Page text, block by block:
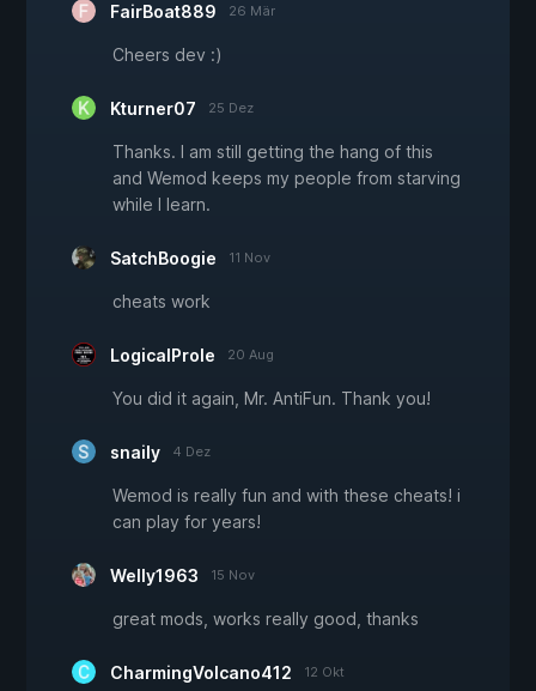
FairBoat889 26 Mär
Cheers dev :)
Kturner07 25 Dez
Thanks. I am still getting the hang of this
and Wemod keeps my people from starving
while I learn.
SatchBoogie 11 Nov
cheats work
LogicalProle 20 Aug
You did it again, Mr. AntiFun. Thank you!
snaily 4 Dez
Wemod is really fun and with these cheats! i
can play for years!
Welly1963 15 Nov
great mods, works really good, thanks
CharmingVolcano412 12 Okt